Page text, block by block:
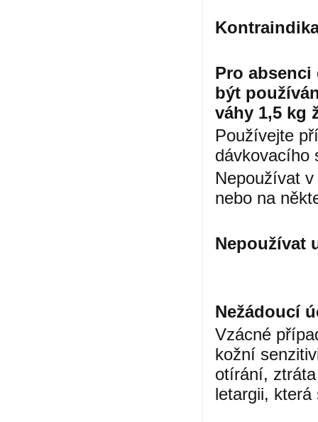
Pro
být
váhy 1,5 kg
Používejte
dávkovacího
Nepoužívat
nebo na
Nepoužívat
Nežádoucí
Vzácné
kožní
otírání,
letargii,